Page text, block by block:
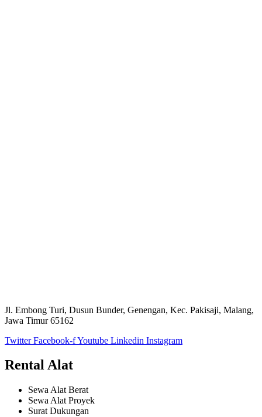
Jl. Embong Turi, Dusun Bunder, Genengan, Kec. Pakisaji, Malang,
Jawa Timur 65162
Twitter Facebook-fYoutube Linkedin Instagram
Rental Alat
Sewa Alat Berat
Sewa Alat Proyek
Surat Dukungan